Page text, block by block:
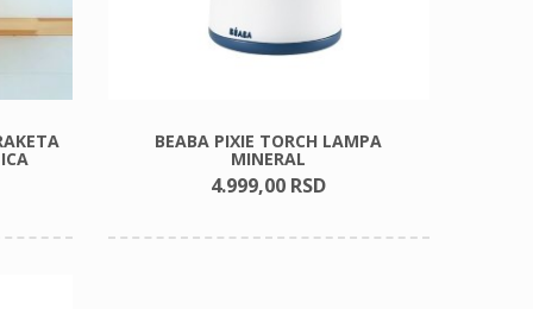
BEABA PIXIE TORCH LAMPA
MINERAL
4.999,00 RSD